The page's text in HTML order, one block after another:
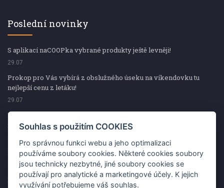
Poslední novinky
S aplikací naCOOPka vybrané produkty ještě levněji!
29.07
Prokop pro Vás vybírá z obslužného úseku na víkendovku tu
nejlepší cenu z letáku!
29.07
Prokop pro Vás vybírá z obslužného úseku na víkendovku tu
nejlepší cenu z letáku!
Kup špekáčky od Váhaly a vyhraj s naCOOPkou sekerku Fiskars
29.07
Prokop pro Vás vybírá na víkendovku ty nejlepší ceny z letáku!
Souhlas s použitím COOKIES
Pro správnou funkci webu a jeho optimalizaci
používáme soubory cookies. Některé cookies soubory
jsou technicky nezbytné, jiné soubory cookies se
používají pro analytické a marketingové účely. K jejich
využívání potřebujeme váš souhlas.